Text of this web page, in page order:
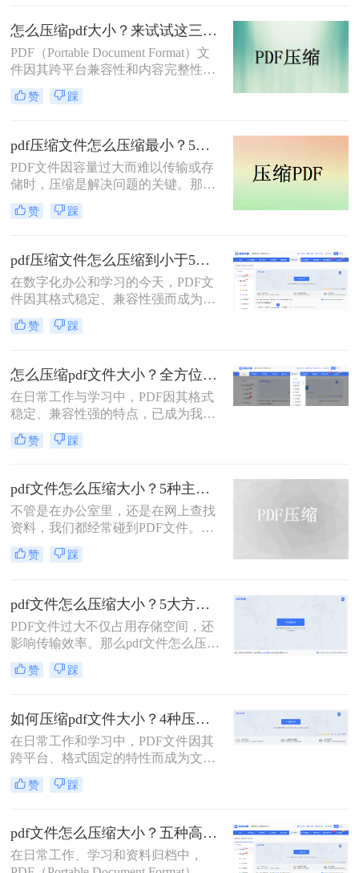
4种常用的PDF压缩方法，帮助您快速
减小文件大小。
怎么压缩pdf大小？来试试这三种压缩方式！
PDF（Portable Document Format）文
件因其跨平台兼容性和内容完整性而
广泛应用于各种场合。然而，随着
PDF文件中包含的图片、图表、字体
大，给存储和传输带来了不便。那么
怎么压缩pdf大小呢？为了解决这个问
题，本文将介绍三种压缩PDF大小的
方法。
赞 踩
pdf压缩文件怎么压缩最小？5个常用方法全解析！
PDF文件因容量过大而难以传输或存
储时，压缩是解决问题的关键。那么
pdf压缩文件怎么压缩最小呢？本文将
介绍几种高效压缩PDF的方法，帮助
赞 踩
pdf压缩文件怎么压缩到小于5M？4种压缩方法终极指南！
在数字化办公和学习的今天，PDF文
件因其格式稳定、兼容性强而成为我
们日常传输文档的首选。然而，我们
常常会遇到一个令人头疼的问题：一
清图片、复杂图表或嵌入字体而体积
庞大，动辄几十兆甚至上百兆。无论
是通过电子邮件发送（通常有附件大
小限制）、上传至学习平台还是提交
至企业系统，文件大小限制（如常见
的5MB）往往是一道难以逾越的关
5M呢？
赞 踩
怎么压缩pdf文件大小？全方位高效压缩方法终极指南！
在日常工作与学习中，PDF因其格式
稳定、兼容性强的特点，已成为我们
分享文档、报告和论文的首选格式。
然而，过大的PDF文件常常会带来诸
度、占用大量存储空间，甚至可能超
出某些平台的上传限制。因此，掌握
怎么压缩pdf文件大小的技能显得至关
重要。
赞 踩
pdf文件怎么压缩大小？5种主流压缩方法分享！
不管是在办公室里，还是在网上查找
资料，我们都经常碰到PDF文件。在
工作中，发送邮件需要PDF文件格
式，但太大的PDF文件也是一个棘手
被限制为5M，否则就发送不了。若能
pdf文件怎么压缩大小，那就可轻松上
传。在今天，我们将分享两种简单的
pdf文件压缩方式。
赞 踩
pdf文件怎么压缩大小？5大方法深度解析与实操指南！
PDF文件过大不仅占用存储空间，还
影响传输效率。那么pdf文件怎么压缩
大小呢？本文将系统介绍5种主流压
缩方法，助你精准平衡文件体积与质
赞 踩
如何压缩pdf文件大小？4种压缩方法详解！
在日常工作和学习中，PDF文件因其
跨平台、格式固定的特性而成为文档
交换的首选格式。然而，过大的PDF
文件常常带来诸多不便，无论是通过
存储在有限的设备空间中，都会遇到
限制。因此，掌握如何压缩pdf文件大
小的技能显得至关重要。
赞 踩
pdf文件怎么压缩大小？五种高效方法全面解析与实战！
在日常工作、学习和资料归档中，